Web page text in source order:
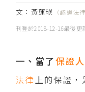
文： 黃蓮瑛 （認證法
刊登於2018-12-16最後更
一、當了保證人
法律上的保證